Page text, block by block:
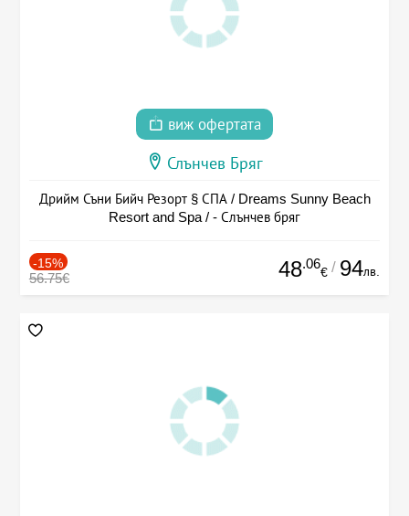
виж офертата
Слънчев Бряг
Дрийм Съни Бийч Резорт § СПА / Dreams Sunny Beach
Resort and Spa / - Слънчев бряг
-15%
56.75€ 48.06
€ / 94лв.